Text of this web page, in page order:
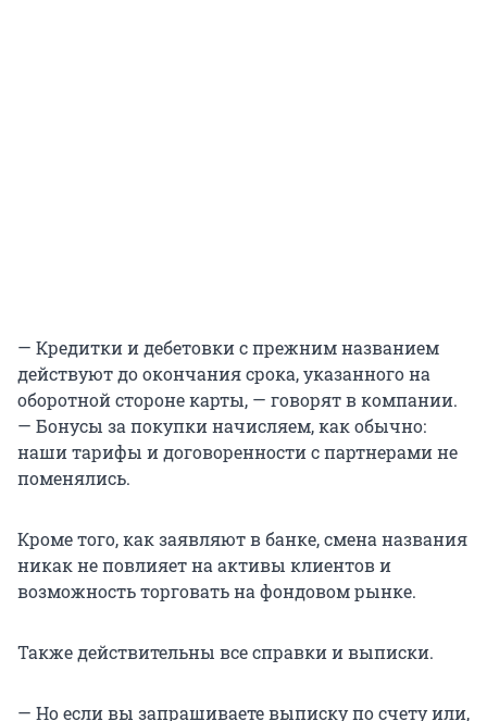
— Кредитки и дебетовки с прежним названием
действуют до окончания срока, указанного на
оборотной стороне карты, — говорят в компании.
— Бонусы за покупки начисляем, как обычно:
наши тарифы и договоренности с партнерами не
поменялись.
Кроме того, как заявляют в банке, смена названия
никак не повлияет на активы клиентов и
возможность торговать на фондовом рынке.
Также действительны все справки и выписки.
— Но если вы запрашиваете выписку по счету или,